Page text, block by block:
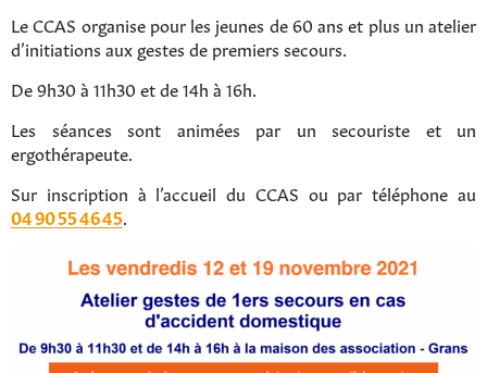
Le CCAS organise pour les jeunes de 60 ans et plus un atelier
d’initiations aux gestes de premiers secours.
De 9h30 à 11h30 et de 14h à 16h.
Les séances sont animées par un secouriste et un
ergothérapeute.
Sur inscription à l’accueil du CCAS ou par téléphone au
04 90 55 46 45